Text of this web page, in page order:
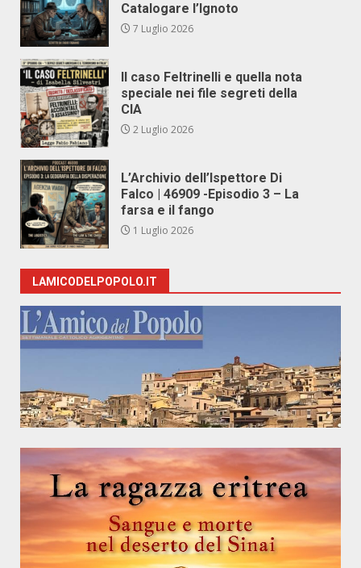
Catalogare l’Ignoto
7 Luglio 2026
Il caso Feltrinelli e quella nota
speciale nei file segreti della
CIA
2 Luglio 2026
L’Archivio dell’Ispettore Di
Falco | 46909 -Episodio 3 – La
farsa e il fango
1 Luglio 2026
LAMICODELPOPOLO.IT